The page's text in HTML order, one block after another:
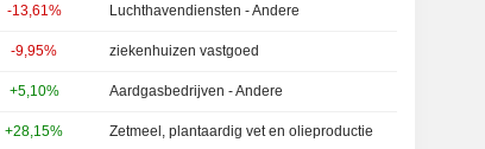
-13,61% Luchthavendiensten - Andere
-9,95% ziekenhuizen vastgoed
+5,10% Aardgasbedrijven - Andere
+28,15% Zetmeel, plantaardig vet en olieproductie